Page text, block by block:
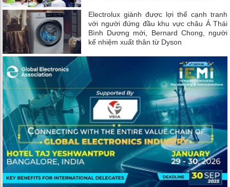
Electrolux giành được lợi thế cạnh tranh
với người đứng đầu khu vực châu Á Thái
Bình Dương mới, Bernard Chong, người
kế nhiệm xuất thân từ Dyson